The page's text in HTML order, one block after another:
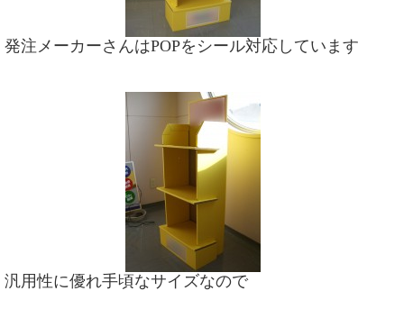
発注メーカーさんはPOPをシール対応しています
汎用性に優れ手頃なサイズなので